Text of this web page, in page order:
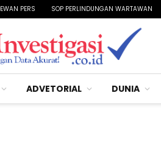
PERS SOP PERLINDUNGAN WARTAWAN
ADVETORIAL DUNIA